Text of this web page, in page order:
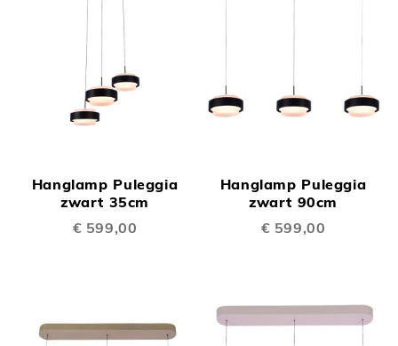
Hanglamp Puleggia
zwart 35cm
€ 599,00
Hanglamp Puleggia
zwart 90cm
€ 599,00